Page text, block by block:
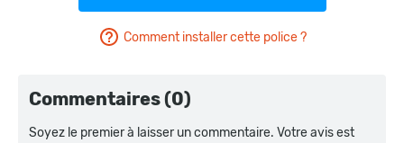
Comment installer cette police ?
Commentaires (0)
Soyez le premier à laisser un commentaire. Votre avis est